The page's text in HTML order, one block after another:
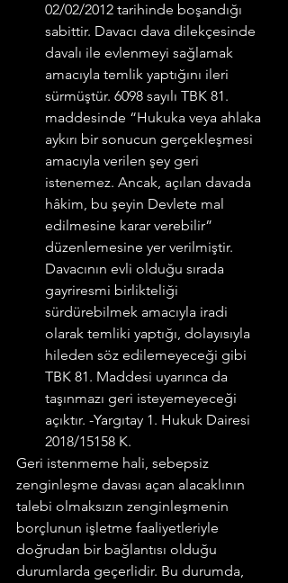
02/02/2012 tarihinde boşandığı
sabittir. Davacı dava dilekçesinde
davalı ile evlenmeyi sağlamak
amacıyla temlik yaptığını ileri
sürmüştür. 6098 sayılı TBK 81.
maddesinde “Hukuka veya ahlaka
aykırı bir sonucun gerçekleşmesi
amacıyla verilen şey geri
istenemez. Ancak, açılan davada
hâkim, bu şeyin Devlete mal
edilmesine karar verebilir”
düzenlemesine yer verilmiştir.
Davacının evli olduğu sırada
gayriresmi birlikteliği
sürdürebilmek amacıyla iradi
olarak temliki yaptığı, dolayısıyla
hileden söz edilemeyeceği gibi
TBK 81. Maddesi uyarınca da
taşınmazı geri isteyemeyeceği
açıktır. -Yargıtay 1. Hukuk Dairesi
2018/15158 K.
Geri istenmeme hali, sebepsiz
zenginleşme davası açan alacaklının
talebi olmaksızın zenginleşmenin
borçlunun işletme faaliyetleriyle
doğrudan bir bağlantısı olduğu
durumlarda geçerlidir. Bu durumda,